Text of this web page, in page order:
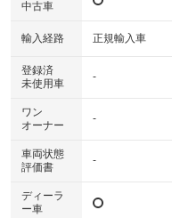
中古車
輸入経路 正規輸入車
登録済
未使用車
-
ワン
オーナー
-
車両状態
評価書
-
ディーラ
ー車